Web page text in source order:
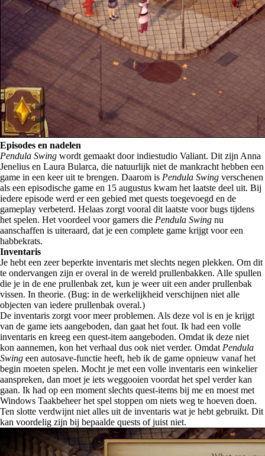
Episodes en nadelen
Pendula Swing wordt gemaakt door indiestudio Valiant. Dit zijn Anna
Jenelius en Laura Bularca, die natuurlijk niet de mankracht hebben een
game in een keer uit te brengen. Daarom is Pendula Swing verschenen
als een episodische game en 15 augustus kwam het laatste deel uit. Bij
iedere episode werd er een gebied met quests toegevoegd en de
gameplay verbeterd. Helaas zorgt vooral dit laatste voor bugs tijdens
het spelen. Het voordeel voor gamers die Pendula Swing nu
aanschaffen is uiteraard, dat je een complete game krijgt voor een
habbekrats.
Inventaris
Je hebt een zeer beperkte inventaris met slechts negen plekken. Om dit
te ondervangen zijn er overal in de wereld prullenbakken. Alle spullen
die je in de ene prullenbak zet, kun je weer uit een ander prullenbak
vissen. In theorie. (Bug: in de werkelijkheid verschijnen niet alle
objecten van iedere prullenbak overal.)
De inventaris zorgt voor meer problemen. Als deze vol is en je krijgt
van de game iets aangeboden, dan gaat het fout. Ik had een volle
inventaris en kreeg een quest-item aangeboden. Omdat ik deze niet
kon aannemen, kon het verhaal dus ook niet verder. Omdat Pendula
Swing een autosave-functie heeft, heb ik de game opnieuw vanaf het
begin moeten spelen. Mocht je met een volle inventaris een winkelier
aanspreken, dan moet je iets weggooien voordat het spel verder kan
gaan. Ik had op een moment slechts quest-items bij me en moest met
Windows Taakbeheer het spel stoppen om niets weg te hoeven doen.
Ten slotte verdwijnt niet alles uit de inventaris wat je hebt gebruikt. Dit
kan voordelig zijn bij bepaalde quests of juist niet.